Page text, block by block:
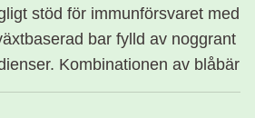
stöd för immunförsvaret med
bar fylld av noggrant
Kombinationen av blåbär